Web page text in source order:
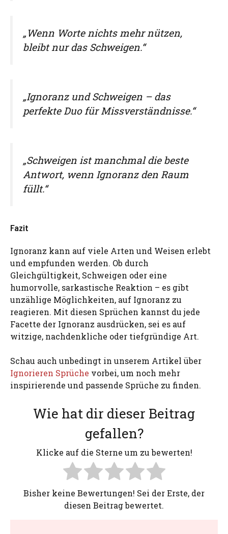
„Wenn Worte nichts mehr nützen,
bleibt nur das Schweigen.“
„Ignoranz und Schweigen – das
perfekte Duo für Missverständnisse.“
„Schweigen ist manchmal die beste
Antwort, wenn Ignoranz den Raum
füllt.“
Fazit
Ignoranz kann auf viele Arten und Weisen erlebt
und empfunden werden. Ob durch
Gleichgültigkeit, Schweigen oder eine
humorvolle, sarkastische Reaktion – es gibt
unzählige Möglichkeiten, auf Ignoranz zu
reagieren. Mit diesen Sprüchen kannst du jede
Facette der Ignoranz ausdrücken, sei es auf
witzige, nachdenkliche oder tiefgründige Art.
Schau auch unbedingt in unserem Artikel über
Ignorieren Sprüche vorbei, um noch mehr
inspirierende und passende Sprüche zu finden.
Wie hat dir dieser Beitrag
gefallen?
Klicke auf die Sterne um zu bewerten!
Bisher keine Bewertungen! Sei der Erste, der
diesen Beitrag bewertet.